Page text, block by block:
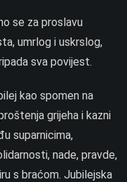
se za proslavu
umrlog i uskrslog,
sva povijest.
kao spomen na
grijeha i kazni
suparnicima,
nade, pravde,
s braćom. Jubilejska